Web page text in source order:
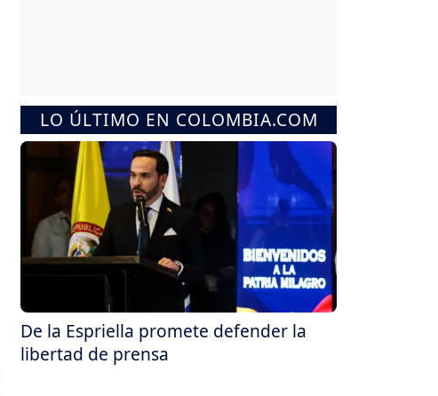
LO ÚLTIMO EN COLOMBIA.COM
De la Espriella promete defender la
libertad de prensa